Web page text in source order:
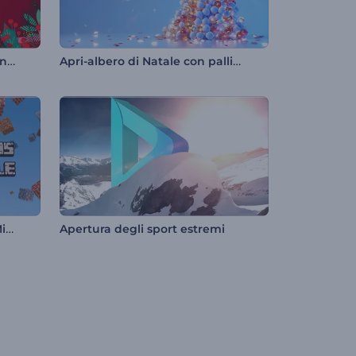
Presentazione di diapositive natalizie Apri-albero di Natale con palline di Natale
Animazioni dei titoli in stile Minecraft Apertura degli sport estremi